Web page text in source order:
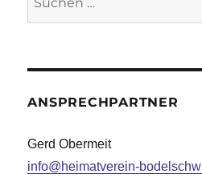
ANSPRECHPARTNER
Gerd Obermeit
info@heimatverein-